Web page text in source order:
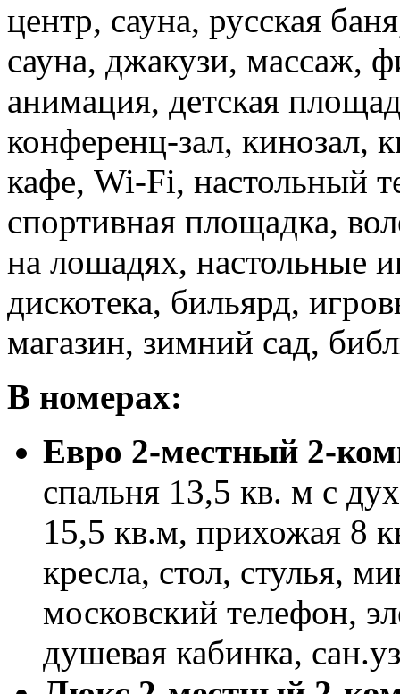
центр, сауна, русская
сауна, джакузи, массаж,
анимация, детская
конференц-зал, кинозал,
кафе, Wi-Fi, настольный
спортивная площадка,
на лошадях, настольные
дискотека, бильярд,
магазин, зимний сад,
В номерах:
Евро 2-местный 2-
спальня 13,5 кв. м с
15,5 кв.м, прихожая 8
кресла, стол, стулья,
московский телефон,
душевая кабинка,